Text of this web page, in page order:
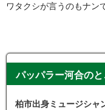
ワタクシが言うのもナン
パッパラー河合の
柏市出身ミュージシャ